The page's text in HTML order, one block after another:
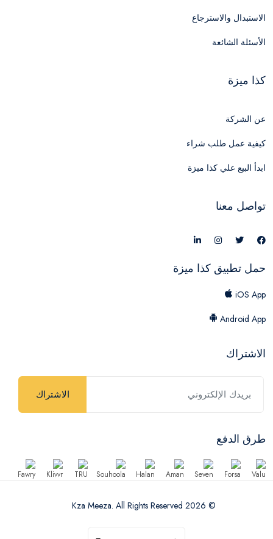
الاستبدال والاسترجاع
الأسئلة الشائعة
كذا ميزة
عن الشركة
كيفية عمل طلب شراء
ابدأ البيع علي كذا ميزة
تواصل معنا
حمل تطبيق كذا ميزة
iOS App
Android App
الاشتراك
الاشتراك
طرق الدفع
© 2026 Kza Meeza. All Rights Reserved